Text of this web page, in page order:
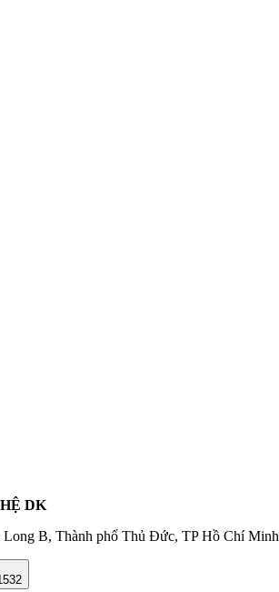
DK
B, Thành phố Thủ Đức, TP Hồ Chí Minh